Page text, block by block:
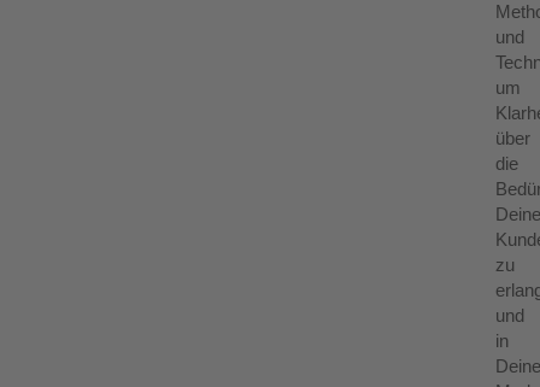
und
um
über
die
zu
und
in